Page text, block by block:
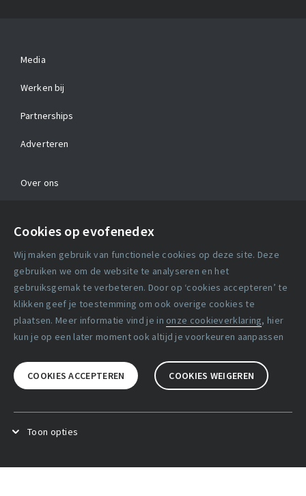
Cookies op evofenedex
Wij maken gebruik van functionele cookies op deze site. Deze
gebruiken we om de website te analyseren en het
gebruiksgemak te verbeteren. Door op ‘cookies accepteren’ te
klikken geef je toestemming om ook overige cookies te
plaatsen. Meer informatie vind je in onze cookieverklaring, hier
kun je op een later moment ook altijd je voorkeuren aanpassen
COOKIES ACCEPTEREN COOKIES WEIGEREN
Toon opties
Media
Werken bij
Partnerships
Adverteren
Over ons
Algemene voorwaarden
Cookie verklaring
Copyright statement
Lidmaatschapsvoorwaarden
Disclaimer
Privacy verklaring